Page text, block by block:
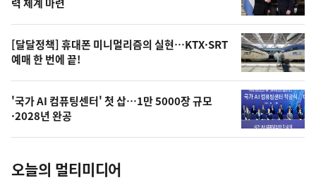
상
오
늘
의
사
진
[달달정책] 휴대폰 미니멀리즘의 실현…KTX·SRT
예매 한 번에 끝!
'국가 AI 컴퓨팅센터' 첫 삽…1만 5000장 규모
·2028년 완공
오늘의 멀티미디어